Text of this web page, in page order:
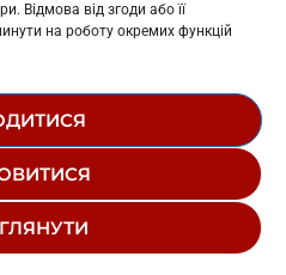
Відмова від згоди або її
на роботу окремих функцій
ПОЛЮС»